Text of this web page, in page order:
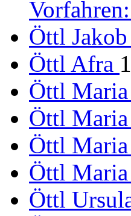
Öttl Jakob
Öttl Afra
Öttl Maria
Öttl Maria
Öttl Maria
Öttl Maria
Öttl